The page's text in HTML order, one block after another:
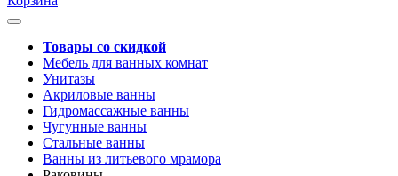
Товары со скидкой
Мебель для ванных комнат
Унитазы
Акриловые ванны
Гидромассажные ванны
Чугунные ванны
Стальные ванны
Ванны из литьевого мрамора